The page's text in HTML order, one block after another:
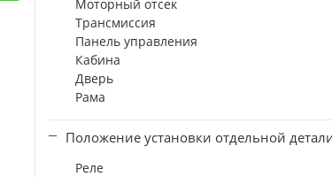
Моторный отсек
Трансмиссия
Панель управления
Кабина
Дверь
Рама
Положение установки отдельной
Реле